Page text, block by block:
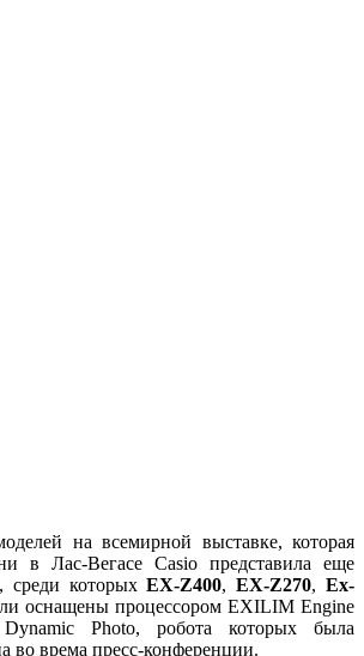
на всемирной выставке, которая
в Лас-Вегасе Casio представила еще
среди которыхEX-Z400,EX-Z270,Ex-
оснащены процессором EXILIM Engine
Photo, робота которых была
во врема пресс-конференции.